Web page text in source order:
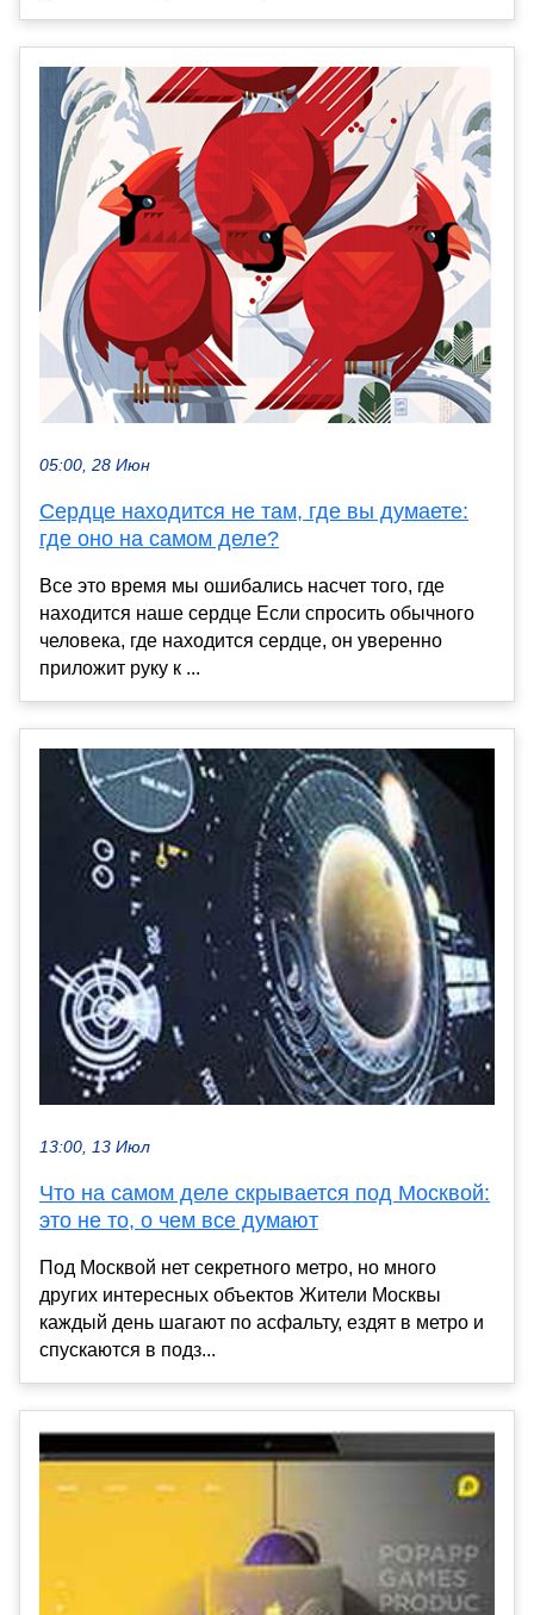
05:00, 28 Июн
Сердце находится не там, где вы думаете:
где оно на самом деле?
Все это время мы ошибались насчет того, где
находится наше сердце Если спросить обычного
человека, где находится сердце, он уверенно
приложит руку к ...
13:00, 13 Июл
Что на самом деле скрывается под Москвой:
это не то, о чем все думают
Под Москвой нет секретного метро, но много
других интересных объектов Жители Москвы
каждый день шагают по асфальту, ездят в метро и
спускаются в подз...